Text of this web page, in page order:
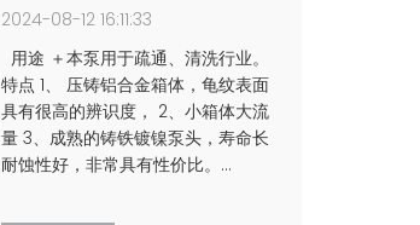
2024-08-12 16:11:33
用途 ＋本泵用于疏通、清洗行业。
特点 1、 压铸铝合金箱体，龟纹表面
具有很高的辨识度， 2、小箱体大流
量 3、成熟的铸铁镀镍泵头，寿命长
耐蚀性好，非常具有性价比。…